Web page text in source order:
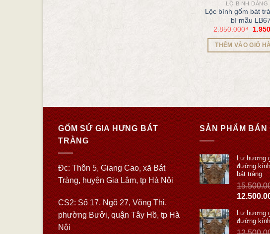
LỘ BÌNH DÁNG
Lộc bình gốm bát
bí mẫu LB67
2.850.000₫
THÊM VÀO GIỎ
GỐM SỨ GIA HƯNG BÁT
TRÀNG
Đc: Thôn 5, Giang Cao, xã Bát
Tràng, huyện Gia Lâm, tp Hà Nội
CS2: Số 17, Ngõ 27, Võng Thị,
phường Bưởi, quận Tây Hồ, tp Hà
Nội
SẢN PHẨM BÁN
Lư hương
đường
bát tràng
Lư hương
đường